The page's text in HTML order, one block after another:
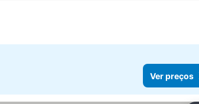
Ver preços